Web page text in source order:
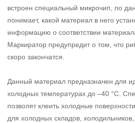
встроен специальный микрочип, по
понимает, какой материал в него
информацию о соответствии
Маркиратор предупредит о том, что
скоро закончатся.
Данный материал предназначен для
холодных температурах до –40 °С.
позволят клеить холодные
для холодных складов,